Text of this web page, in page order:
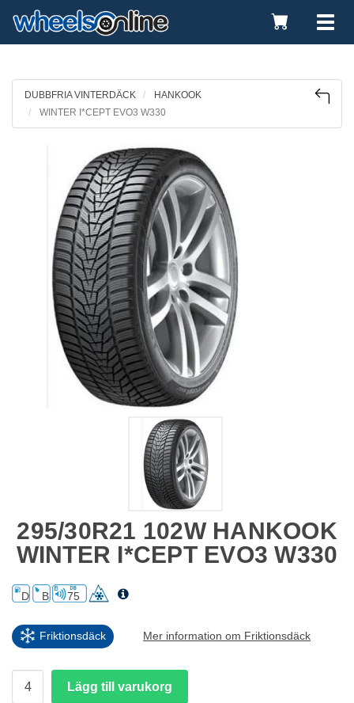
Toggle
Cart
DUBBFRIA VINTERDÄCK
HANKOOK
WINTER I*CEPT EVO3 W330
295/30R21 102W HANKOOK
WINTER I*CEPT EVO3 W330
D B 75
Friktionsdäck Mer information om Friktionsdäck